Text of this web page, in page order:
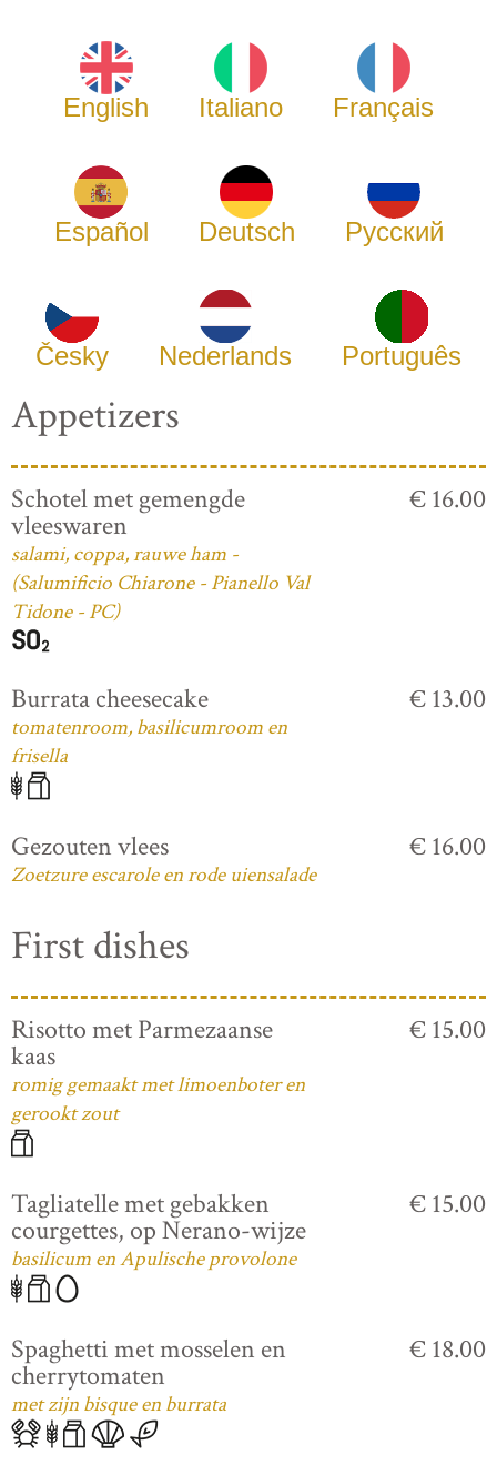
English Italiano Français
Español Deutsch Русский
Česky Nederlands Português
Appetizers
Schotel met gemengde
vleeswaren
salami, coppa, rauwe ham -
(Salumificio Chiarone - Pianello Val
Tidone - PC)
€ 16.00
Burrata cheesecake
tomatenroom, basilicumroom en
frisella
€ 13.00
Gezouten vlees
Zoetzure escarole en rode uiensalade
€ 16.00
First dishes
Risotto met Parmezaanse
kaas
romig gemaakt met limoenboter en
gerookt zout
€ 15.00
Tagliatelle met gebakken
courgettes, op Nerano-wijze
basilicum en Apulische provolone
€ 15.00
Spaghetti met mosselen en
cherrytomaten
met zijn bisque en burrata
€ 18.00